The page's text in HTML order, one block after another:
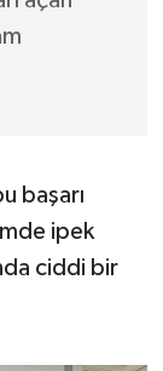
başarı
ipek
ciddi bir